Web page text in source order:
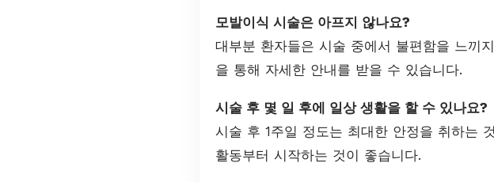
모발이식 시술은 아프지 않나요?
대부분 환자들은 시술 중에서 불편함을 느끼
을 통해 자세한 안내를 받을 수 있습니다.
시술 후 몇 일 후에 일상 생활을 할 수 있나요?
시술 후 1주일 정도는 최대한 안정을 취하는
활동부터 시작하는 것이 좋습니다.